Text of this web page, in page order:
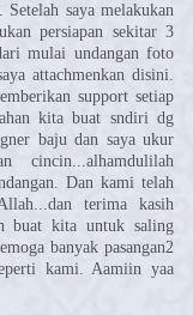
saya melakukan
persiapan sekitar 3
mulai undangan foto
attachmenkan disini.
support setiap
kita buat sndiri dg
baju dan saya ukur
Dan kami telah
terima kasih
buat kita untuk saling
banyak pasangan2
kami. Aamiin yaa